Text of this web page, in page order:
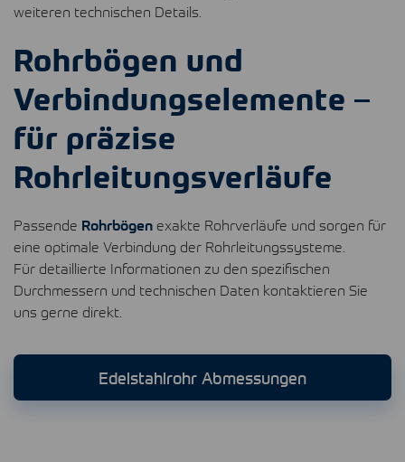
weiteren technischen Details.
Rohrbögen und
Verbindungselemente –
für präzise
Rohrleitungsverläufe
Passende Rohrbögen exakte Rohrverläufe und sorgen für
eine optimale Verbindung der Rohrleitungssysteme.
Für detaillierte Informationen zu den spezifischen
Durchmessern und technischen Daten kontaktieren Sie
uns gerne direkt.
Edelstahlrohr Abmessungen